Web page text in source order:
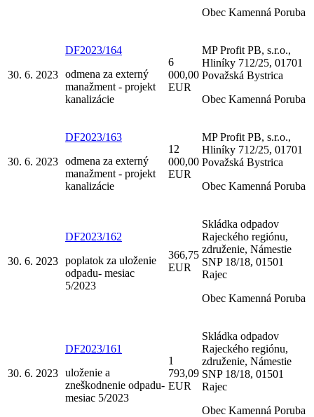
Obec Kamenná Poruba
30. 6. 2023
DF2023/164
odmena za externý
manažment - projekt
kanalizácie
6
000,00
EUR
MP Profit PB, s.r.o.,
Hliníky 712/25, 01701
Považská Bystrica
Obec Kamenná Poruba
30. 6. 2023
DF2023/163
odmena za externý
manažment - projekt
kanalizácie
12
000,00
EUR
MP Profit PB, s.r.o.,
Hliníky 712/25, 01701
Považská Bystrica
Obec Kamenná Poruba
30. 6. 2023
DF2023/162
poplatok za uloženie
odpadu- mesiac
5/2023
366,75
EUR
Skládka odpadov
Rajeckého regiónu,
združenie, Námestie
SNP 18/18, 01501
Rajec
Obec Kamenná Poruba
30. 6. 2023
DF2023/161
uloženie a
zneškodnenie odpadu-
mesiac 5/2023
1
793,09
EUR
Skládka odpadov
Rajeckého regiónu,
združenie, Námestie
SNP 18/18, 01501
Rajec
Obec Kamenná Poruba